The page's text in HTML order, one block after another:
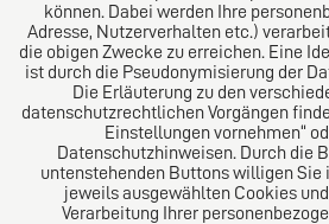
Das europäische Kanzlei-Netzwerk
können. Dabei werden Ihre
Adresse, Nutzerverhalten etc.)
die obigen Zwecke zu erreichen. Eine
ist durch die Pseudonymisierung der
Die Erläuterung zu den
datenschutzrechtlichen Vorgängen
Einstellungen vornehmen“
Datenschutzhinweisen. Durch die
untenstehenden Buttons willigen Sie
jeweils ausgewählten Cookies
Verarbeitung Ihrer